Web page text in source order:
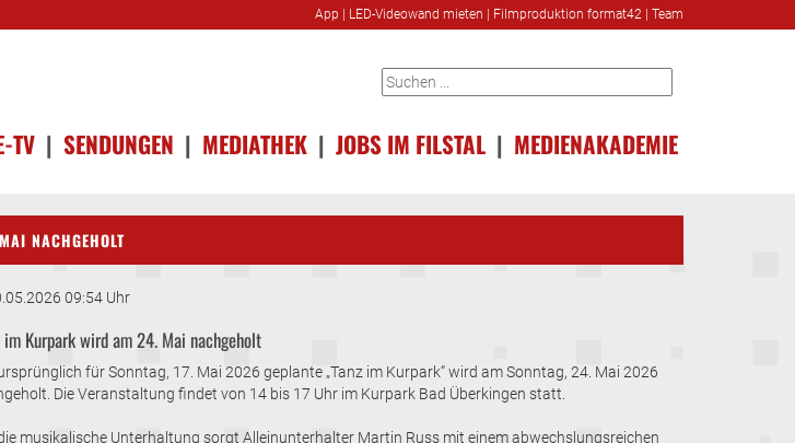
App LED-Videowand mieten Filmproduktion format42 Team
TV | SENDUNGEN | MEDIATHEK | JOBS IM FILSTAL | MEDIENAKADEMIE
NACHGEHOLT
09:54 Uhr
im Kurpark wird am 24. Mai nachgeholt
für Sonntag, 17. Mai 2026 geplante „Tanz im Kurpark“ wird am Sonntag, 24. Mai 2026
Die Veranstaltung findet von 14 bis 17 Uhr im Kurpark Bad Überkingen statt.
musikalische Unterhaltung sorgt Alleinunterhalter Martin Russ mit einem abwechslungsreichen